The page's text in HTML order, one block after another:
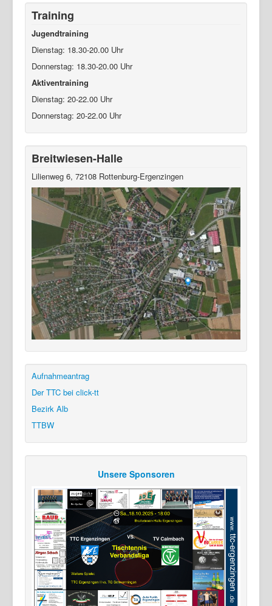
Training
Jugendtraining
Dienstag: 18.30-20.00 Uhr
Donnerstag: 18.30-20.00 Uhr
Aktiventraining
Dienstag: 20-22.00 Uhr
Donnerstag: 20-22.00 Uhr
Breitwiesen-Halle
Lilienweg 6, 72108 Rottenburg-Ergenzingen
Aufnahmeantrag
Der TTC bei click-tt
Bezirk Alb
TTBW
Unsere Sponsoren